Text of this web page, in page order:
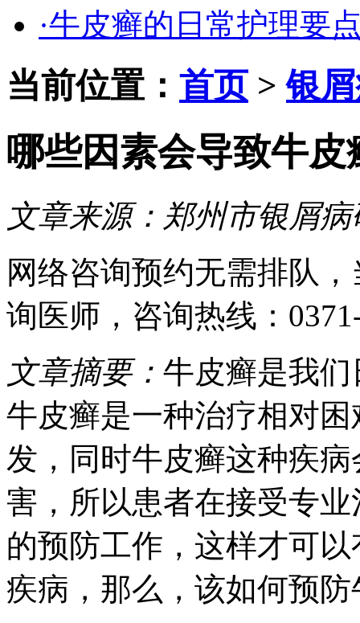
·牛皮癣的日常护理要
当前位置： 首页>银
哪些因素会导致牛皮
文章来源： 郑州市银屑
网络咨询预约无需排队
询医师 ，咨询热线：
文章摘要： 牛皮癣是我
牛皮癣是一种治疗相对
发，同时牛皮癣这种疾
害，所以患者在接受专
的预防工作，这样才可
疾病，那么，该如何预